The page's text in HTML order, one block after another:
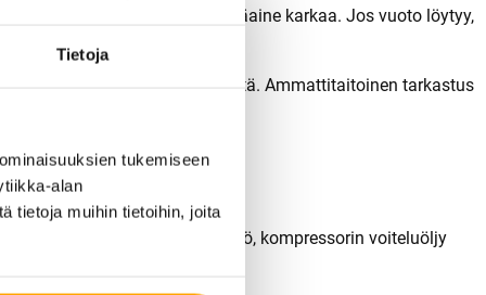
Tietoja
tukemiseen
alan
tietoja muihin tietoihin, joita
tarkasti, mistä kohdasta kylmäaine karkaa. Jos vuoto löytyy,
täyttö ei välttämättä riitä. Ammattitaitoinen tarkastus
kuuluu kylmäaineen täyttö, kompressorin voiteluöljy
varata noin tunti aikaa.